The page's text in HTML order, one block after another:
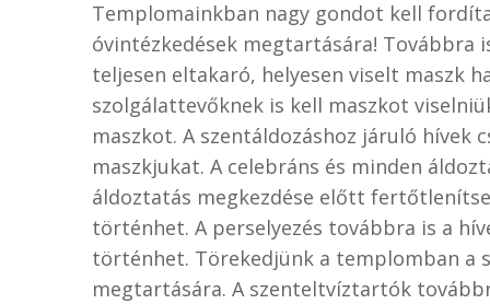
Templomainkban nagy gondot kell
óvintézkedések megtartására! Továbbra
teljesen eltakaró, helyesen viselt maszk
szolgálattevőknek is kell maszkot
maszkot. A szentáldozáshoz járuló hívek
maszkjukat. A celebráns és minden
áldoztatás megkezdése előtt
történhet. A perselyezés továbbra is a
történhet. Törekedjünk a templomban a
megtartására. A szenteltvíztartók